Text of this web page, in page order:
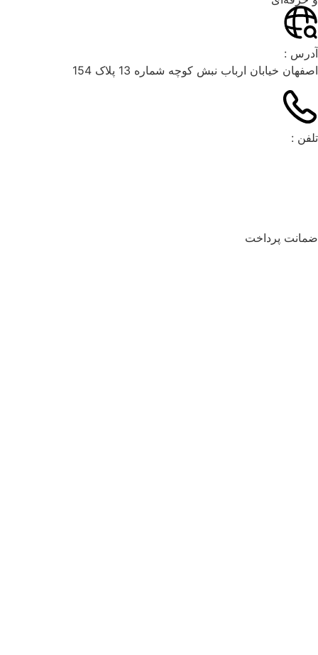
آدرس :
اصفهان خیابان ارباب نبش کوچه شماره 13 پلاک 154
تلفن :
ضمانت پرداخت